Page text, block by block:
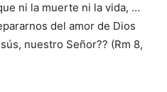
ni la muerte ni la vida, …
del amor de Dios
nuestro Señor?? (Rm 8,